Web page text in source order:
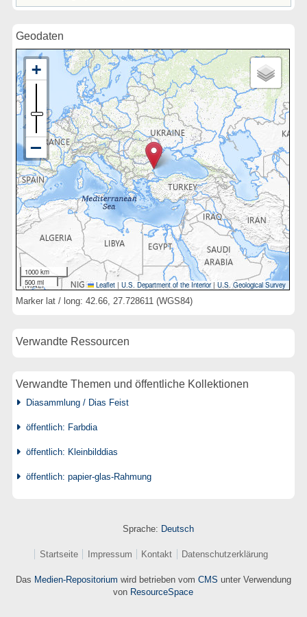
Geodaten
1000 km
500 mi
Leaflet | U.S. Department of the Interior|U.S. Geological Survey
Marker lat / long: 42.66, 27.728611 (WGS84)
Verwandte Ressourcen
Verwandte Themen und öffentliche Kollektionen
Diasammlung / Dias Feist
öffentlich: Farbdia
öffentlich: Kleinbilddias
öffentlich: papier-glas-Rahmung
Sprache: Deutsch
Startseite Impressum Kontakt Datenschutzerklärung
Das Medien-Repositorium wird betrieben vom CMS unter Verwendung
von ResourceSpace